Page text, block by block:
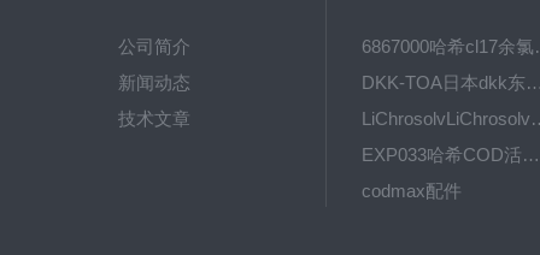
公司简介
新闻动态
技术文章
6867000
DKK-TOA日本dkk东亚电
EXP033哈希COD活塞泵价格 EXP033
codmax配件